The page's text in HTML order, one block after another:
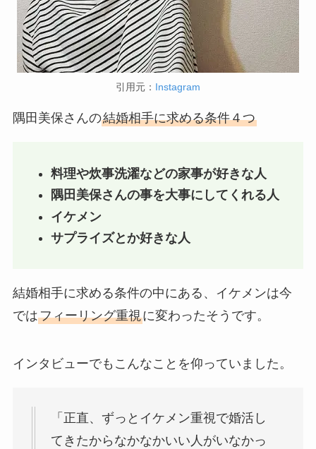
引用元： Instagram
隅田美保さんの結婚相手に求める条件４つ
料理や炊事洗濯などの家事が好きな人
隅田美保さんの事を大事にしてくれる人
イケメン
サプライズとか好きな人
結婚相手に求める条件の中にある、イケメンは今
ではフィーリング重視に変わったそうです。
インタビューでもこんなことを仰っていました。
「正直、ずっとイケメン重視で婚活し
てきたからなかなかいい人がいなかっ